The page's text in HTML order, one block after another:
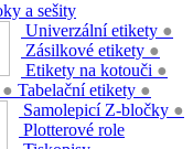
Univerzální etikety ●
Zásilkové etikety ●
Etikety na kotouči ●
● Tabelační etikety ●
Samolepicí Z-bločky ●
a sešity
Plotterové role